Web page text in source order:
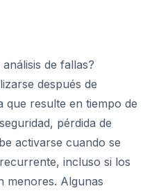
de fallas?
después de
que resulte en tiempo de
pérdida de
activarse cuando se
incluso si los
menores. Algunas